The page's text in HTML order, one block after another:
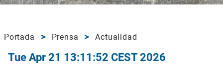
Portada Prensa Actualidad
Tue Apr 21 13:11:52 CEST 2026